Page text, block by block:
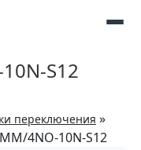
S12
переключения »
4NO-10N-S12